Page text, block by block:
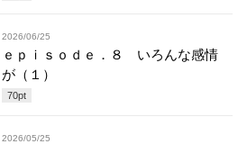
2026/06/25
ｅｐｉｓｏｄｅ．８ いろんな感情
が（１）
70pt
2026/05/25